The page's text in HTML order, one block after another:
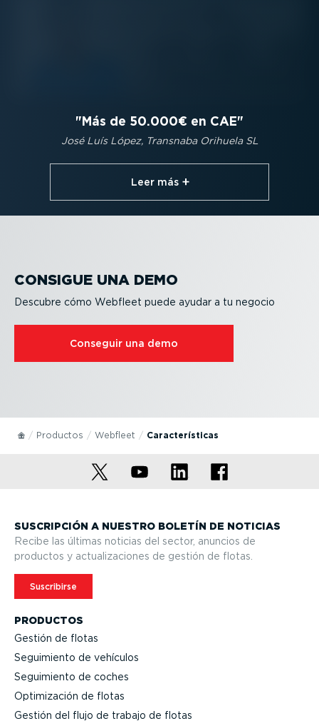
Más de 50.000€ en CAE
José Luís López, Transnaba Orihuela SL
Leer más⁠
CONSIGUE UNA DEMO
Descubre cómo Webfleet puede ayudar a tu negocio
Conseguir una demo
Productos Webfleet Carac­te­rís­ticas
PRODUCTOS
Gestión de flotas
Seguimiento de vehículos
Seguimiento de coches
Optimi­zación de flotas
Gestión del flujo de trabajo de flotas
SUSCRIPCIÓN A NUESTRO BOLETÍN DE NOTICIAS
Recibe las últimas noticias del sector, anuncios de
productos y actua­li­za­ciones de gestión de flotas.
Suscribirse